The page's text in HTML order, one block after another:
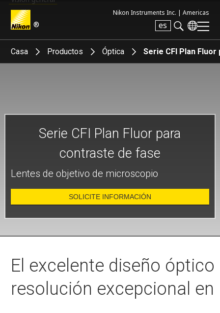
®
Nikon Instruments Inc. | Americas
es
Search keyword(s)
Casa Productos Óptica Serie CFI Plan
Serie CFI Plan Fluor para
contraste de fase
Lentes de objetivo de microscopio
SOLICITE INFORMACIÓN
El excelente diseño
resolución excepcional